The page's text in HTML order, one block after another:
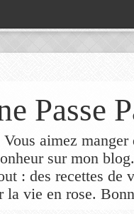
Passe
Vous aimez
sur mon
: des recettes de
la vie en rose.